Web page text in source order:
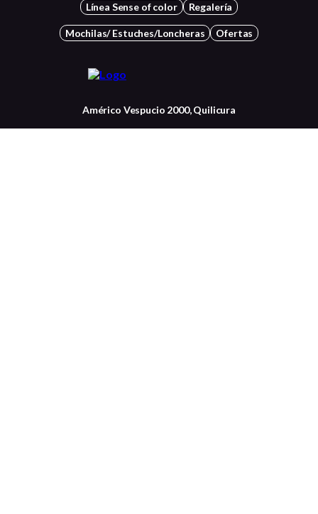
Línea Sense of color Regalería
Mochilas/ Estuches/Loncheras Ofertas
Américo Vespucio 2000, Quilicura